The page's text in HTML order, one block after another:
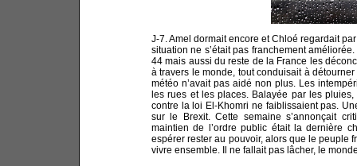
J-7. Amel dormait encore et Chloé regardait
situation ne s’était pas franchement
44 mais aussi du reste de la France les
à travers le monde, tout conduisait à
météo n’avait pas aidé non plus. Les
les rues et les places. Balayée par les
contre la loi El-Khomri ne faiblissaient pas.
sur le Brexit. Cette semaine s’annonçait
maintien de l’ordre public était la dernière
espérer rester au pouvoir, alors que le peuple
vivre ensemble. Il ne fallait pas lâcher, le